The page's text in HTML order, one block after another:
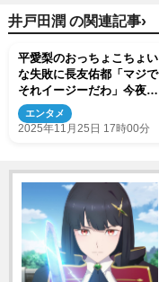
井戸田潤 の関連記事›
平愛梨のおっちょこちょい
な失敗に長友佑都「マジで
それイージーだわ」今夜の
『さんま御殿』
エンタメ
2025年11月25日 17時00分